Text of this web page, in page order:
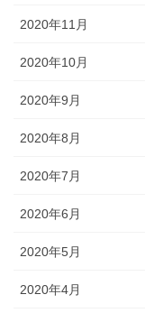
2020年11月
2020年10月
2020年9月
2020年8月
2020年7月
2020年6月
2020年5月
2020年4月